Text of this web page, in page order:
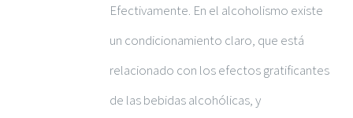
Efectivamente. En el alcoholismo existe
un condicionamiento claro, que está
relacionado con los efectos gratificantes
de las bebidas alcohólicas, y